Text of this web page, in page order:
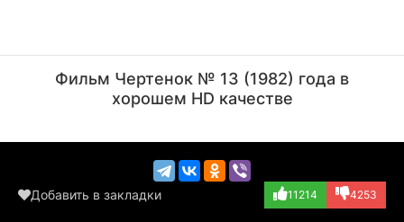
(озвучка)
Фильм Чертенок № 13 (1982) года в
хорошем HD качестве
Добавить в закладки 11214 4253